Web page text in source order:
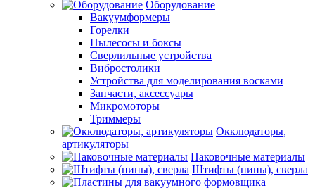
Оборудование
Вакуумформеры
Горелки
Пылесосы и боксы
Сверлильные устройства
Вибростолики
Устройства для моделирования восками
Запчасти, аксессуары
Микромоторы
Триммеры
Окклюдаторы,
артикуляторы
Паковочные материалы
Штифты (пины), сверла